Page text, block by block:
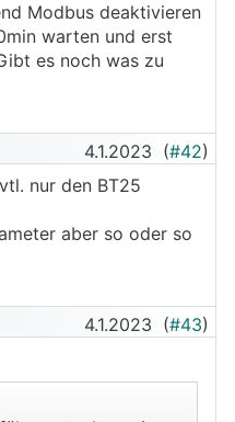
Modbus deaktivieren
warten und erst
es noch was zu
4.1.2023 (#42)
nur den BT25
aber so oder so
4.1.2023 (#43)